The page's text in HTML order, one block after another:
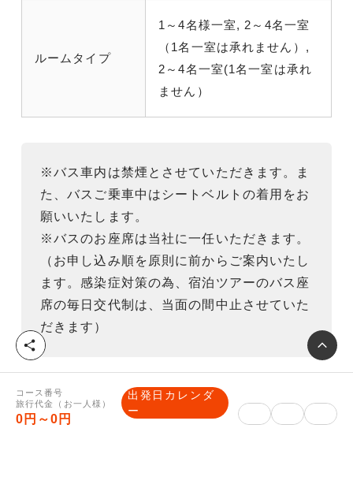
ルームタイプ
1～4名様一室, 2～4名一室
（1名一室は承れません）,
2～4名一室(1名一室は承れ
ません）
※バス車内は禁煙とさせていただきます。ま
た、バスご乗車中はシートベルトの着用をお
願いいたします。
※バスのお座席は当社に一任いただきます。
（お申し込み順を原則に前からご案内いたし
ます。感染症対策の為、宿泊ツアーのバス座
席の毎日交代制は、当面の間中止させていた
だきます）
コース番号
旅行代金（お一人様）
0円～0円
出発日カレンダ
ー
シ
ェ
ア